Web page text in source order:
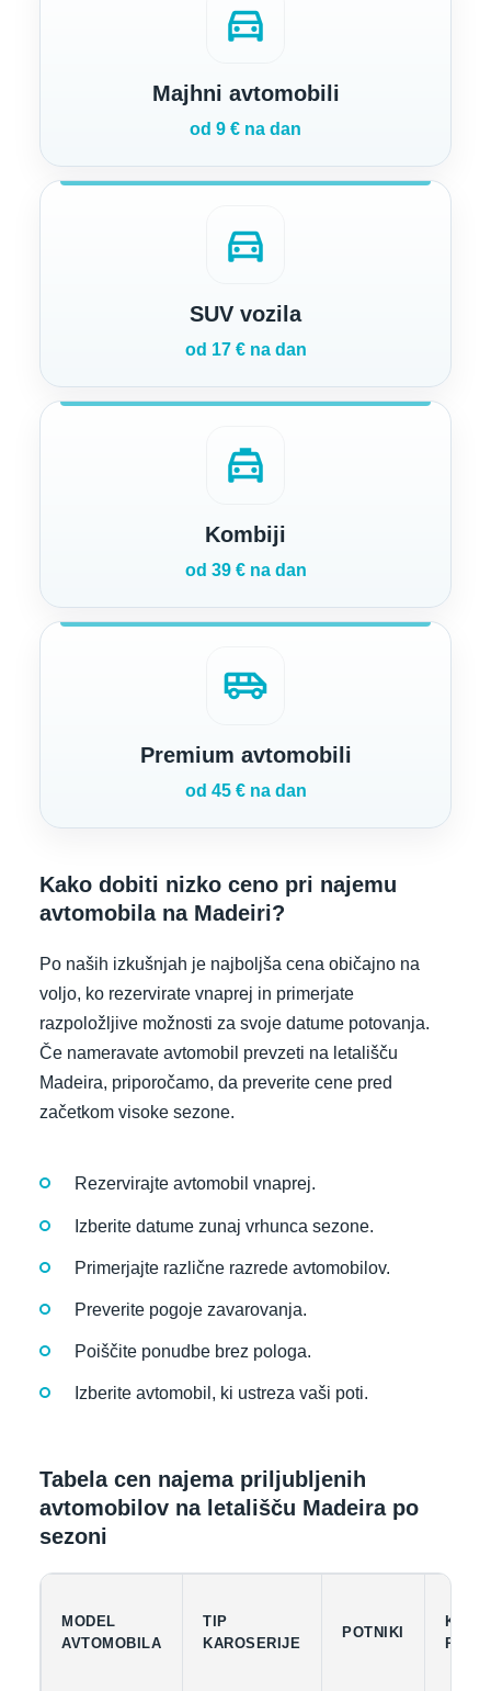
directions_car
Majhni avtomobili
od 9 € na dan
directions_car
SUV vozila
od 17 € na dan
local_taxi
Kombiji
od 39 € na dan
airport_shuttle
Premium avtomobili
od 45 € na dan
Kako dobiti nizko ceno pri najemu
avtomobila na Madeiri?
Po naših izkušnjah je najboljša cena običajno na
voljo, ko rezervirate vnaprej in primerjate
razpoložljive možnosti za svoje datume potovanja.
Če nameravate avtomobil prevzeti na letališču
Madeira, priporočamo, da preverite cene pred
začetkom visoke sezone.
Rezervirajte avtomobil vnaprej.
Izberite datume zunaj vrhunca sezone.
Primerjajte različne razrede avtomobilov.
Preverite pogoje zavarovanja.
Poiščite ponudbe brez pologa.
Izberite avtomobil, ki ustreza vaši poti.
Tabela cen najema priljubljenih
avtomobilov na letališču Madeira po
sezoni
MODEL
AVTOMOBILA
TIP
KAROSERIJE
POTNIKI